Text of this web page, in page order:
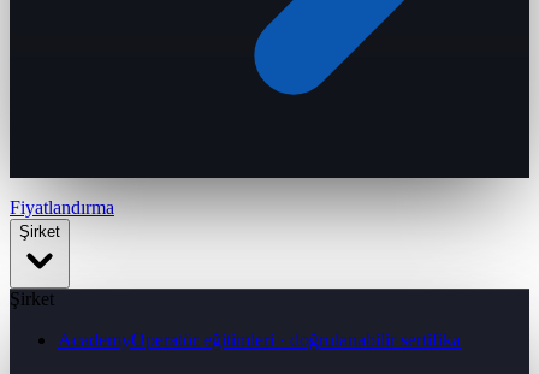
Fiyatlandırma
Şirket
Şirket
AcademyOperatör eğitimleri · doğrulanabilir sertifika